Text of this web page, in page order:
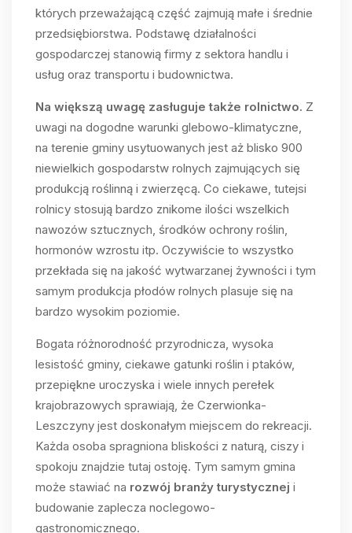
których przeważającą część zajmują małe i średnie
przedsiębiorstwa. Podstawę działalności
gospodarczej stanowią firmy z sektora handlu i
usług oraz transportu i budownictwa.
Na większą uwagę zasługuje także rolnictwo. Z
uwagi na dogodne warunki glebowo-klimatyczne,
na terenie gminy usytuowanych jest aż blisko 900
niewielkich gospodarstw rolnych zajmujących się
produkcją roślinną i zwierzęcą. Co ciekawe, tutejsi
rolnicy stosują bardzo znikome ilości wszelkich
nawozów sztucznych, środków ochrony roślin,
hormonów wzrostu itp. Oczywiście to wszystko
przekłada się na jakość wytwarzanej żywności i tym
samym produkcja płodów rolnych plasuje się na
bardzo wysokim poziomie.
Bogata różnorodność przyrodnicza, wysoka
lesistość gminy, ciekawe gatunki roślin i ptaków,
przepiękne uroczyska i wiele innych perełek
krajobrazowych sprawiają, że Czerwionka-
Leszczyny jest doskonałym miejscem do rekreacji.
Każda osoba spragniona bliskości z naturą, ciszy i
spokoju znajdzie tutaj ostoję. Tym samym gmina
może stawiać na rozwój branży turystycznej i
budowanie zaplecza noclegowo-
gastronomicznego.